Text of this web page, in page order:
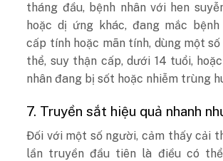
tháng đầu, bệnh nhân với hen
hoặc dị ứng khác, đang mắc
cấp tính hoặc mãn tính, dùng một
thể, suy thận cấp, dưới 14 tuổi,
nhân đang bị sốt hoặc nhiễm trùng
7. Truyền sắt hiệu quả nhanh
Đối với một số người, cảm thấy cải
lần truyền đầu tiên là điều có